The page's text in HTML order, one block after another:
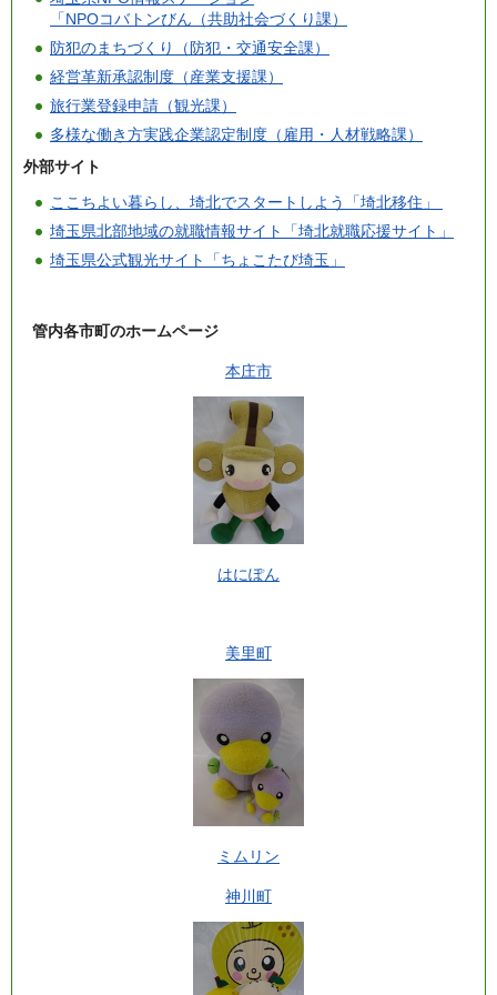
「NPOコバトンびん（共助社会づくり課）
防犯のまちづくり（防犯・交通安全課）
経営革新承認制度（産業支援課）
旅行業登録申請（観光課）
多様な働き方実践企業認定制度（雇用・人材戦略課）
外部サイト
ここちよい暮らし、埼北でスタートしよう「埼北移住」
埼玉県北部地域の就職情報サイト「埼北就職応援サイト」
埼玉県公式観光サイト「ちょこたび埼玉」
管内各市町のホームページ
本庄市
はにぽん
美里町
ミムリン
神川町